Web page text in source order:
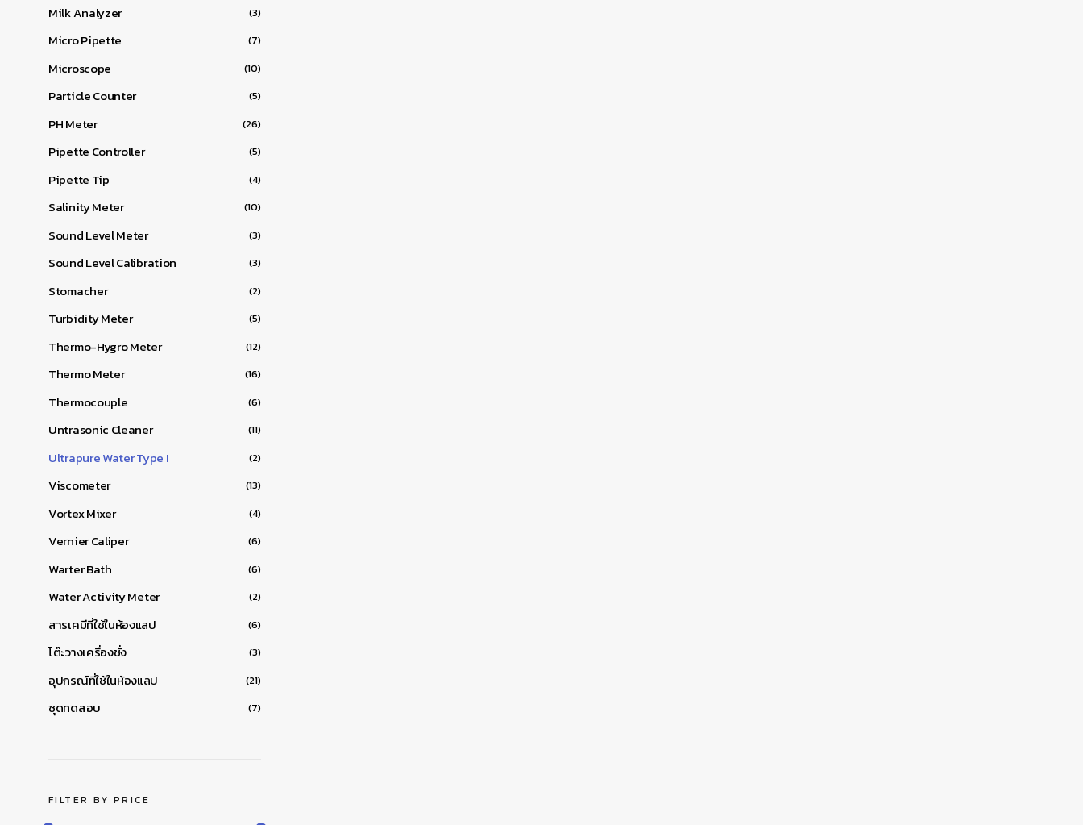
Milk Analyzer (3)
Micro Pipette (7)
Microscope (10)
Particle Counter (5)
PH Meter (26)
Pipette Controller (5)
Pipette Tip (4)
Salinity Meter (10)
Sound Level Meter (3)
Sound Level Calibration (3)
Stomacher (2)
Turbidity Meter (5)
Thermo-Hygro Meter (12)
Thermo Meter (16)
Thermocouple (6)
Untrasonic Cleaner (11)
Ultrapure Water Type I (2)
Viscometer (13)
Vortex Mixer (4)
Vernier Caliper (6)
Warter Bath (6)
Water Activity Meter (2)
สารเคมีที่ใช้ในห้องแลป (6)
โต๊ะวางเครื่องชั่ง (3)
อุปกรณ์ที่ใช้ในห้องแลป (21)
ชุดทดสอบ (7)
FILTER BY PRICE